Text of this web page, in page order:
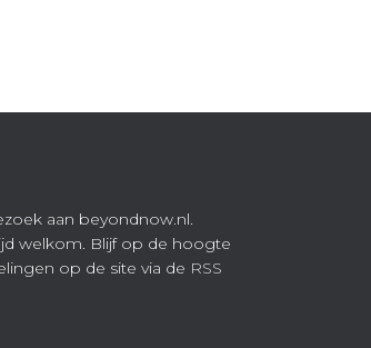
aan beyondnow.nl.
welkom. Blijf op de hoogte
op de site via de RSS